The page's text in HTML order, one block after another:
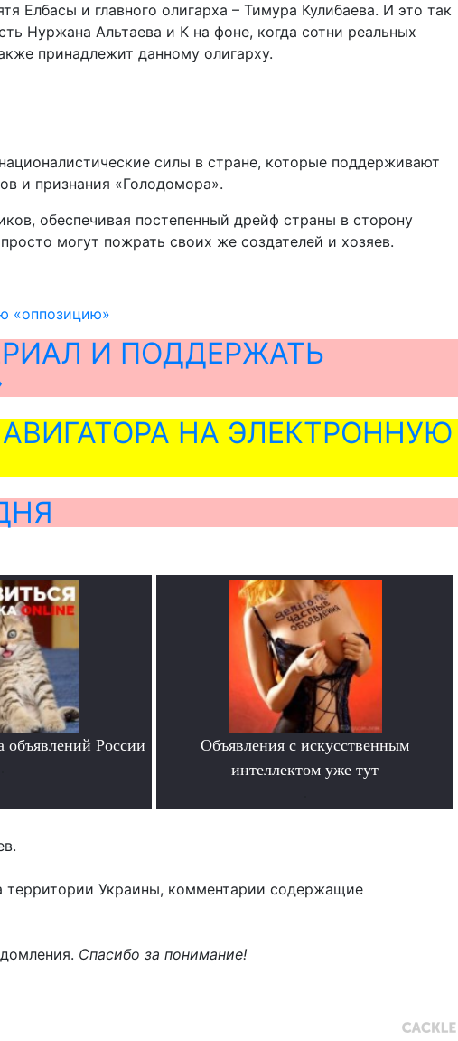
Елбасы и главного олигарха – Тимура Кулибаева. И это так
Нуржана Альтаева и К на фоне, когда сотни реальных
принадлежит данному олигарху.
силы в стране, которые поддерживают
и признания «Голодомора».
обеспечивая постепенный дрейф страны в сторону
могут пожрать своих же создателей и хозяев.
«оппозицию»
И ПОДДЕРЖАТЬ
НА ЭЛЕКТРОННУЮ
объявлений России
Объявления с искусственным
интеллектом уже тут
Украины, комментарии содержащие
Спасибо за понимание!